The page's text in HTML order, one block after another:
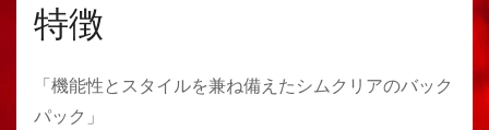
特徴
「機能性とスタイルを兼ね備えたシムクリアのバック
パック」